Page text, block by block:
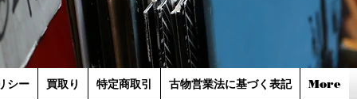
シー 買取り 特定商取引 古物営業法に基づく表記 More